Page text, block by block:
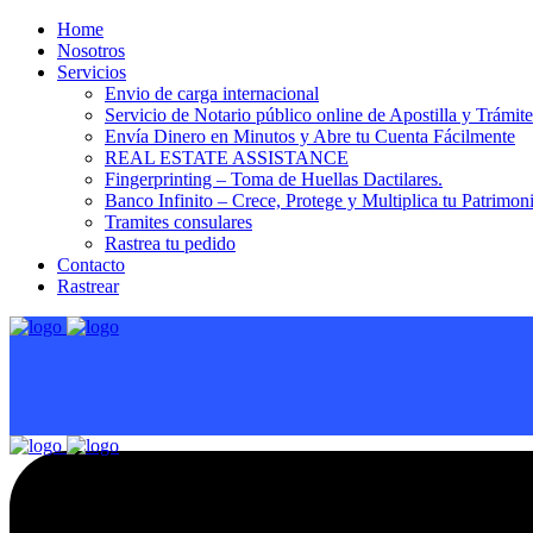
Home
Nosotros
Servicios
Envio de carga internacional
Servicio de Notario público online de Apostilla y
Envía Dinero en Minutos y Abre tu Cuenta Fácilmente
REAL ESTATE ASSISTANCE
Fingerprinting – Toma de Huellas Dactilares.
Banco Infinito – Crece, Protege y Multiplica tu
Tramites consulares
Rastrea tu pedido
Contacto
Rastrear